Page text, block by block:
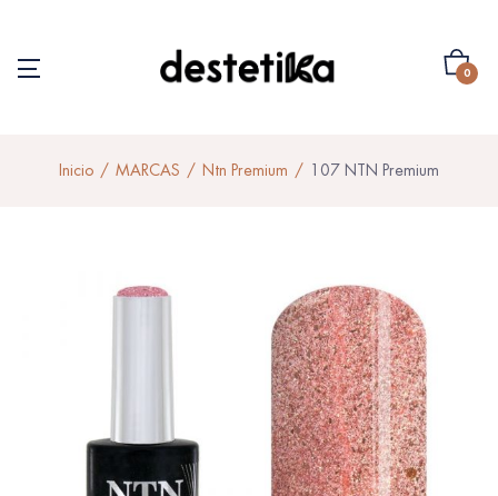
0
Inicio MARCAS Ntn Premium 107 NTN Premium